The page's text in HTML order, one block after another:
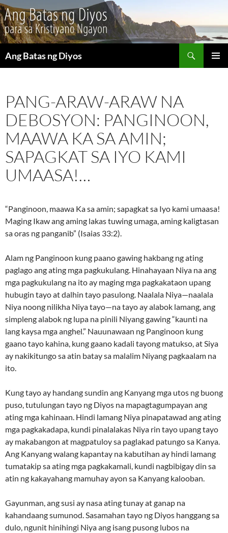
Ang Batas ng Diyos
PANG-ARAW-ARAW NA
DEBOSYON: PANGINOON,
MAAWA KA SA AMIN;
SAPAGKAT SA IYO KAMI
UMAASA!…
“Panginoon, maawa Ka sa amin; sapagkat sa Iyo kami umaasa!
Maging Ikaw ang aming lakas tuwing umaga, aming kaligtasan
sa oras ng panganib” (Isaias 33:2).
Alam ng Panginoon kung paano gawing hakbang ng ating
paglago ang ating mga pagkukulang. Hinahayaan Niya na ang
mga pagkukulang na ito ay maging mga pagkakataon upang
hubugin tayo at dalhin tayo pasulong. Naalala Niya—naalala
Niya noong nilikha Niya tayo—na tayo ay alabok lamang, ang
simpleng alabok ng lupa na pinili Niyang gawing “kaunti na
lang kaysa mga anghel.” Nauunawaan ng Panginoon kung
gaano tayo kahina, kung gaano kadali tayong matukso, at Siya
ay nakikitungo sa atin batay sa malalim Niyang pagkaalam na
ito.
Kung tayo ay handang sundin ang Kanyang mga utos ng buong
puso, tutulungan tayo ng Diyos na mapagtagumpayan ang
ating mga kahinaan. Hindi lamang Niya pinapatawad ang ating
mga pagkakadapa, kundi pinalalakas Niya rin tayo upang tayo
ay makabangon at magpatuloy sa paglakad patungo sa Kanya.
Ang Kanyang walang kapantay na kabutihan ay hindi lamang
tumatakip sa ating mga pagkakamali, kundi nagbibigay din sa
atin ng kakayahang mamuhay ayon sa Kanyang kalooban.
Gayunman, ang susi ay nasa ating tunay at ganap na
kahandaang sumunod. Sasamahan tayo ng Diyos hanggang sa
dulo, ngunit hinihingi Niya ang isang pusong lubos na